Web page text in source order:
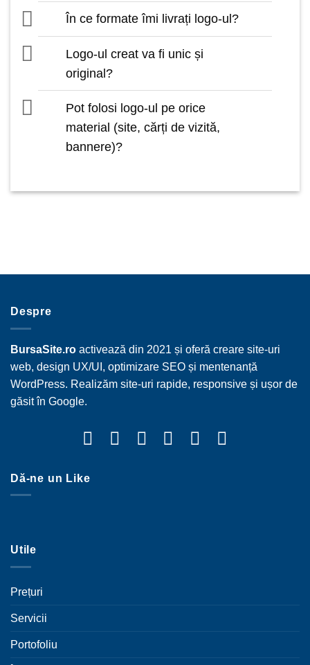
În ce formate îmi livrați logo-ul?
Logo-ul creat va fi unic și
original?
Pot folosi logo-ul pe orice
material (site, cărți de vizită,
bannere)?
Despre
BursaSite.ro activează din 2021 și oferă creare site-uri
web, design UX/UI, optimizare SEO și mentenanță
WordPress. Realizăm site-uri rapide, responsive și ușor de
găsit în Google.
Dă-ne un Like
Utile
Prețuri
Servicii
Portofoliu